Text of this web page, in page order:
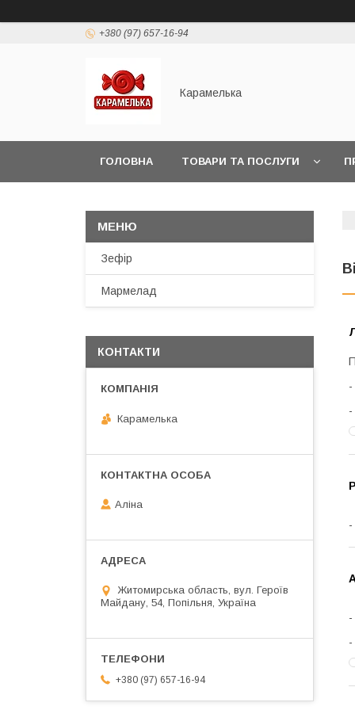
+380 (97) 657-16-94
Карамелька
ГОЛОВНА ТОВАРИ ТА ПОСЛУГИ
Зефір
Мармелад
КОНТАКТИ
Карамелька
Аліна
Житомирська область, вул. Героїв
Майдану, 54, Попільня, Україна
+380 (97) 657-16-94